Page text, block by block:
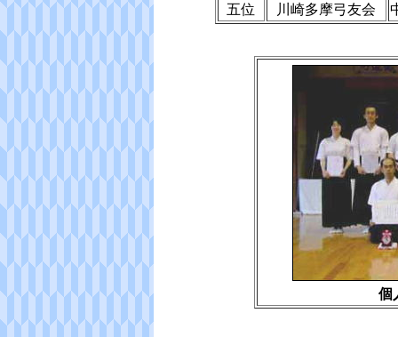
五位
川崎多摩弓友会
個